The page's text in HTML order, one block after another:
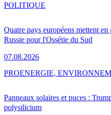
Quatre pays européens mettent
Russie pour l'Ossétie du Sud
07.08.2026
POLITIQUE
Panneaux solaires et puces :
polysilicium
PROENERGIE,